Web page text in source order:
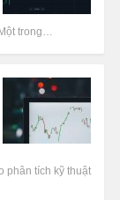
trong…
phân tích kỹ thuật